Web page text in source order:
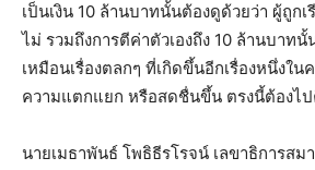
เป็นเงิน 10 ล้านบาทนั้นต้องดูด้วยว่า ผู้ถูก
ไม่ รวมถึงการตีค่าตัวเองถึง 10 ล้านบาท
เหมือนเรื่องตลกๆ ที่เกิดขึ้นอีกเรื่องหนึ่งใ
ความแตกแยก หรือสดชื่นขึ้น ตรงนี้ต้องไป
นายเมธาพันธ์ โพธิธีรโรจน์ เลขาธิการสม